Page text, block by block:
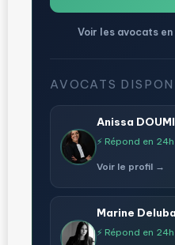
Voir les avocats
AVOCATS
Anissa DOUMI
⚡ Répond en 24h
Voir le profil →
Marine
⚡ Répond en 24h